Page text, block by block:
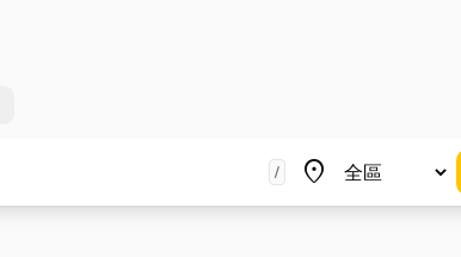
/ place
地區